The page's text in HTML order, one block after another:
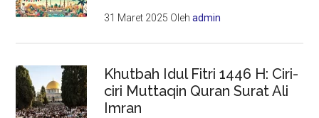
31 Maret 2025 Olehadmin
Khutbah Idul Fitri 1446 H: Ciri-
ciri Muttaqin Quran Surat Ali
Imran